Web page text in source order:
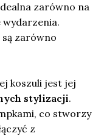
zarówno na
zarówno
koszuli jest jej
stylizacji.
co stworzy
z